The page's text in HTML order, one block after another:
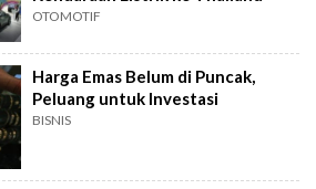
OTOMOTIF
Harga Emas Belum di Puncak,
Peluang untuk Investasi
BISNIS